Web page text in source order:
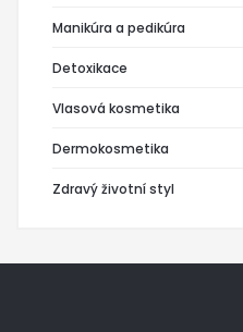
Manikúra a pedikúra
Detoxikace
Vlasová kosmetika
Dermokosmetika
Zdravý životní styl